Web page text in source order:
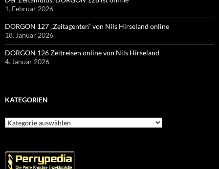
1. Februar 2026
DORGON 127 „Zeitagenten“ von Nils Hirseland online
18. Januar 2026
DORGON 126 Zeitreisen online von Nils Hirseland
4. Januar 2026
KATEGORIEN
Kategorien